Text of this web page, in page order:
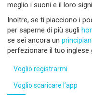
meglio i suoni e il loro
Inoltre, se ti piacciono i
per saperne di più sugli
se sei ancora un
perfezionare il tuo inglese
Voglio registrarmi
Voglio scaricare l’app